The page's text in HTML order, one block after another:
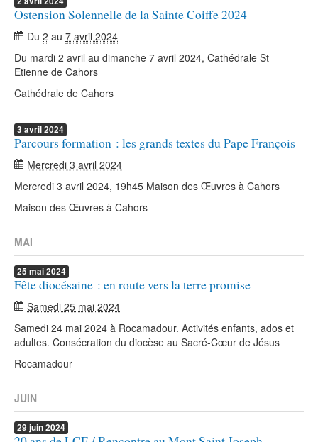
Ostension Solennelle de la Sainte Coiffe 2024
Du 2 au 7 avril 2024
Du mardi 2 avril au dimanche 7 avril 2024, Cathédrale St
Etienne de Cahors
Cathédrale de Cahors
3 avril2024
Parcours formation : les grands textes du Pape François
Mercredi 3 avril 2024
Mercredi 3 avril 2024, 19h45 Maison des Œuvres à Cahors
Maison des Œuvres à Cahors
MAI
25 mai2024
Fête diocésaine : en route vers la terre promise
Samedi 25 mai 2024
Samedi 24 mai 2024 à Rocamadour. Activités enfants, ados et
adultes. Consécration du diocèse au Sacré-Cœur de Jésus
Rocamadour
JUIN
29 juin2024